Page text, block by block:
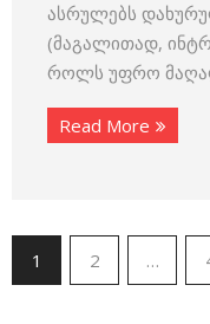
ასრულებს
(მაგალითად,
როლს უფრო
Read More
1 2 …